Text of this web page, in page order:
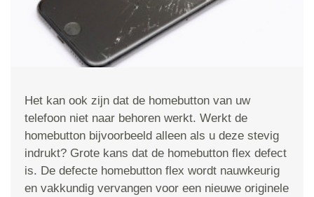
Het kan ook zijn dat de homebutton van uw
telefoon niet naar behoren werkt. Werkt de
homebutton bijvoorbeeld alleen als u deze stevig
indrukt? Grote kans dat de homebutton flex defect
is. De defecte homebutton flex wordt nauwkeurig
en vakkundig vervangen voor een nieuwe originele